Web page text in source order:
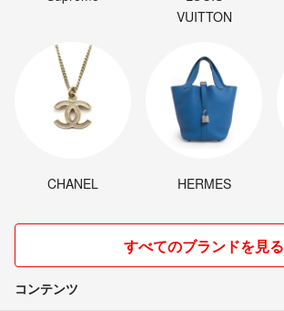
VUITTON
CHANEL HERMES
すべてのブランドを見る
コンテンツ